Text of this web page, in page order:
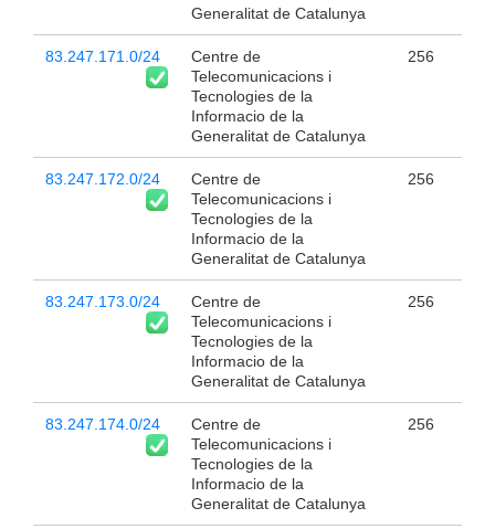
Generalitat de Catalunya
83.247.171.0/24
Centre de
Telecomunicacions i
Tecnologies de la
Informacio de la
Generalitat de Catalunya
256
83.247.172.0/24
Centre de
Telecomunicacions i
Tecnologies de la
Informacio de la
Generalitat de Catalunya
256
83.247.173.0/24
Centre de
Telecomunicacions i
Tecnologies de la
Informacio de la
Generalitat de Catalunya
256
83.247.174.0/24
Centre de
Telecomunicacions i
Tecnologies de la
Informacio de la
Generalitat de Catalunya
256